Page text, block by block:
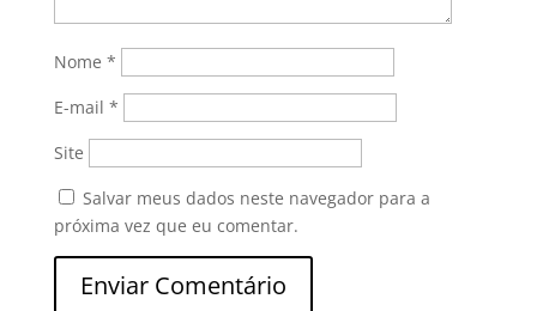
Nome *
E-mail *
Site
Salvar meus dados neste navegador para a
próxima vez que eu comentar.